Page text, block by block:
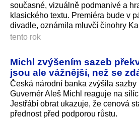
současné, vizuálně podmanivé a
klasického textu. Premiéra bude v
divadle, oznámila mluvčí činohry
tento rok
Michl zvýšením sazeb
jsou ale vážnější, než se
Česká národní banka zvýšila sazby
Guvernér Aleš Michl reaguje na
Jestřábí obrat ukazuje, že cenová
přednost před podporou růstu.